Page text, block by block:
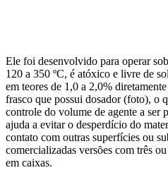
Ele foi desenvolvido para operar
120 a 350 ºC, é atóxico e livre de
em teores de 1,0 a 2,0%
frasco que possui dosador(foto), o
controle do volume de agente a ser
ajuda a evitar o desperdício do
contato com outras superfícies ou
comercializadas versões com três ou
em caixas.